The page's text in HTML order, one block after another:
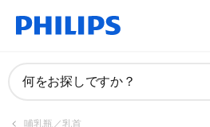
何をお探しですか？
哺乳瓶／乳首